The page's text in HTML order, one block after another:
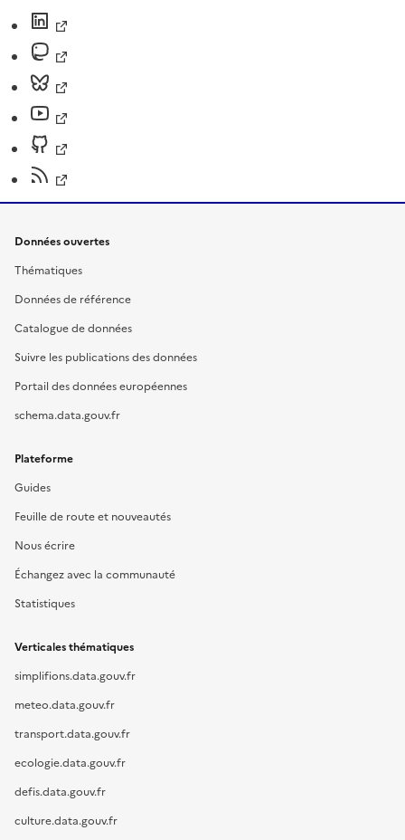
Données ouvertes
Thématiques
Données de référence
Catalogue de données
Suivre les publications des données
Portail des données européennes
schema.data.gouv.fr
Plateforme
Guides
Feuille de route et nouveautés
Nous écrire
Échangez avec la communauté
Statistiques
Verticales thématiques
simplifions.data.gouv.fr
meteo.data.gouv.fr
transport.data.gouv.fr
ecologie.data.gouv.fr
defis.data.gouv.fr
culture.data.gouv.fr